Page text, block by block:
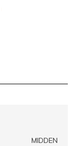
MIDDEN